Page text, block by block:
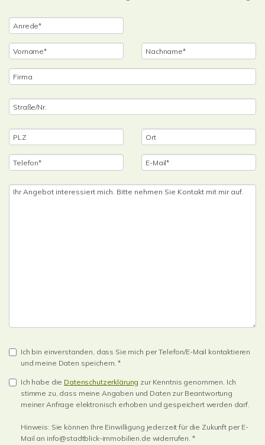
Ich bin einverstanden, dass Sie mich per Telefon/E-Mail kontaktieren
und meine Daten speichern. *
Ich habe die Datenschutzerklärung zur Kenntnis genommen. Ich
stimme zu, dass meine Angaben und Daten zur Beantwortung
meiner Anfrage elektronisch erhoben und gespeichert werden darf.
Hinweis: Sie können Ihre Einwilligung jederzeit für die Zukunft per E-
Mail an info@stadtblick-immobilien.de widerrufen. *